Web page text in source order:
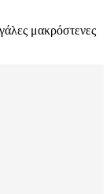
μακρόστενες